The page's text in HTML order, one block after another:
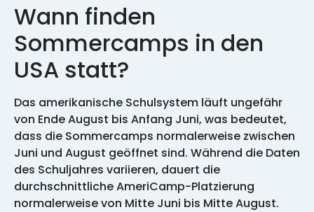
Wann finden
Sommercamps in den
USA statt?
Das amerikanische Schulsystem läuft ungefähr
von Ende August bis Anfang Juni, was bedeutet,
dass die Sommercamps normalerweise zwischen
Juni und August geöffnet sind. Während die Daten
des Schuljahres variieren, dauert die
durchschnittliche AmeriCamp-Platzierung
normalerweise von Mitte Juni bis Mitte August.